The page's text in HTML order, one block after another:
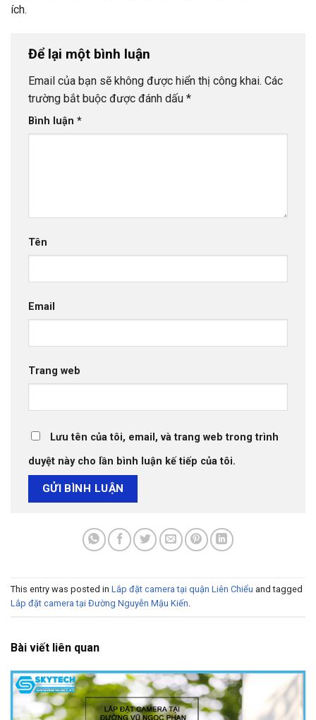
ích.
Để lại một bình luận
Email của bạn sẽ không được hiển thị công khai. Các
trường bắt buộc được đánh dấu *
Bình luận *
Tên
Email
Trang web
Lưu tên của tôi, email, và trang web trong trình
duyệt này cho lần bình luận kế tiếp của tôi.
This entry was posted in Lắp đặt camera tại quận Liên Chiểu and tagged
Lắp đặt camera tại Đường Nguyễn Mậu Kiến.
Bài viết liên quan